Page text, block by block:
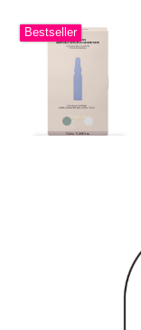
Bestseller